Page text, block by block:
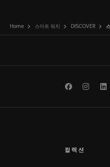
Home 스마트 워치 DISCOVER
Facebook
컬렉션